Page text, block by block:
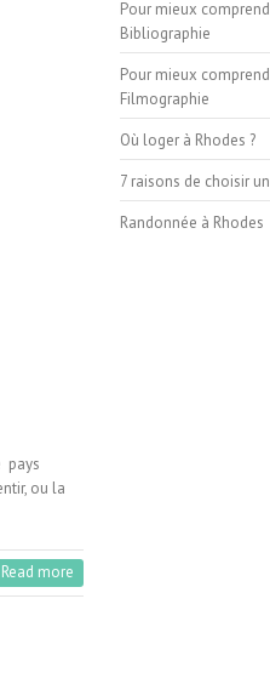
pays
ou la
Read more
Pour mieux
Bibliographie
Pour mieux
Filmographie
Où loger à Rhodes ?
7 raisons de choisir
Randonnée à Rhodes